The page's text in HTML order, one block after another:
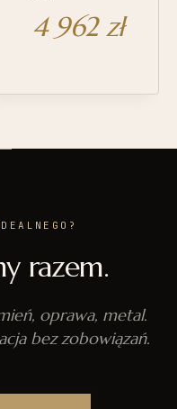
4 962zł
razem.
oprawa, metal.
bez zobowiązań.